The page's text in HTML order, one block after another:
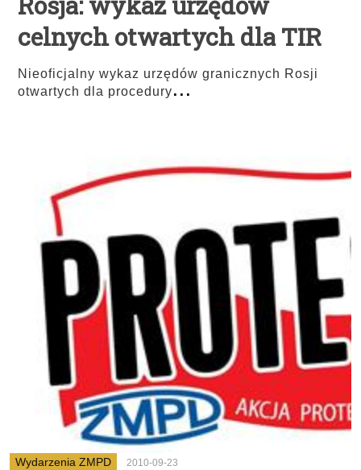
celnych otwartych dla TIR
Nieoficjalny wykaz urzędów granicznych Rosji
otwartych dla procedury...
Wydarzenia ZMPD 2010-09-23